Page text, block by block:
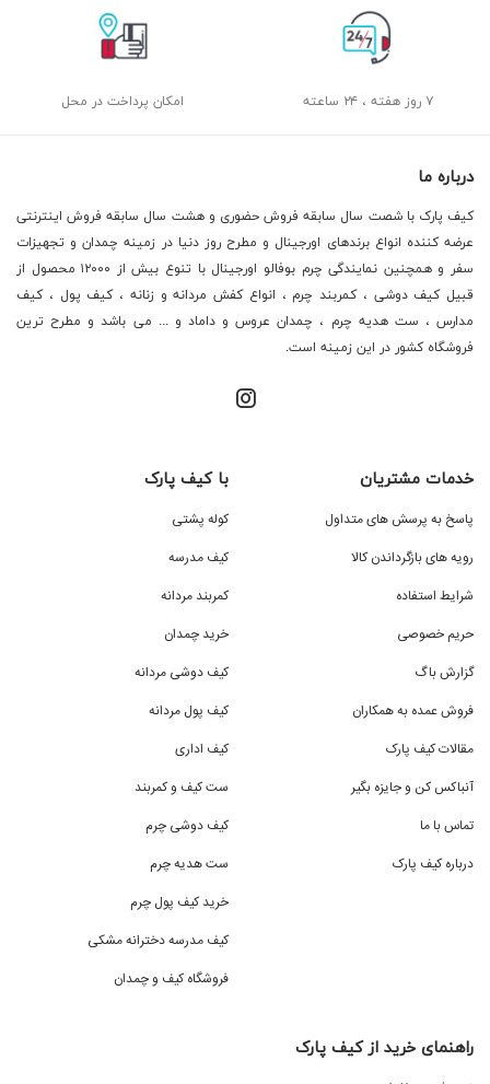
۷ روز هفته ، ۲۴ ساعته امکان پرداخت در محل
درباره ما
کیف پارک با شصت سال سابقه فروش حضوری و هشت سال سابقه فروش اینترنتی
عرضه کننده انواع برندهای اورجینال و مطرح روز دنیا در زمینه چمدان و تجهیزات
سفر و همچنین نمایندگی چرم بوفالو اورجینال با تنوع بیش از ۱۲۰۰۰ محصول از
قبیل کیف دوشی ، کمربند چرم ، انواع کفش مردانه و زنانه ، کیف پول ، کیف
مدارس ، ست هدیه چرم ، چمدان عروس و داماد و ... می باشد و مطرح ترین
فروشگاه کشور در این زمینه است.
خدمات مشتریان
پاسخ به پرسش های متداول
رویه های بازگرداندن کالا
شرایط استفاده
حریم خصوصی
گزارش باگ
فروش عمده به همکاران
مقالات کیف پارک
آنباکس کن و جایزه بگیر
تماس با ما
درباره کیف پارک
با کیف پارک
کوله پشتی
کیف مدرسه
کمربند مردانه
خرید چمدان
کیف دوشی مردانه
کیف پول مردانه
کیف اداری
ست کیف و کمربند
کیف دوشی چرم
ست هدیه چرم
خرید کیف پول چرم
کیف مدرسه دخترانه مشکی
فروشگاه کیف و چمدان
راهنمای خرید از کیف پارک